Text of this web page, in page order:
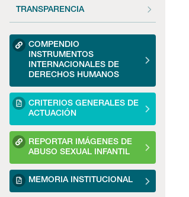
TRANSPARENCIA
COMPENDIO
INSTRUMENTOS
INTERNACIONALES DE
DERECHOS HUMANOS
CRITERIOS GENERALES DE
ACTUACIÓN
REPORTAR IMÁGENES DE
ABUSO SEXUAL INFANTIL
MEMORIA INSTITUCIONAL